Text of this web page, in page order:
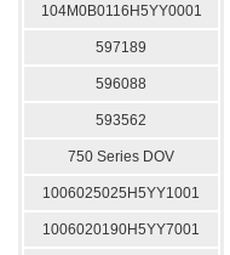
104M0B0116H5YY0001
597189
596088
593562
750 Series DOV
1006025025H5YY1001
1006020190H5YY7001